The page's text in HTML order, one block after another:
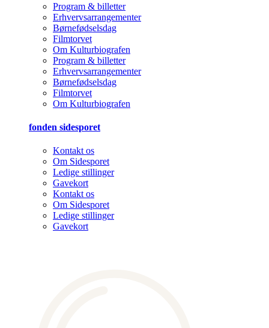
Program & billetter
Erhvervsarrangementer
Børnefødselsdag
Filmtorvet
Om Kulturbiografen
Program & billetter
Erhvervsarrangementer
Børnefødselsdag
Filmtorvet
Om Kulturbiografen
fonden sidesporet
Kontakt os
Om Sidesporet
Ledige stillinger
Gavekort
Kontakt os
Om Sidesporet
Ledige stillinger
Gavekort